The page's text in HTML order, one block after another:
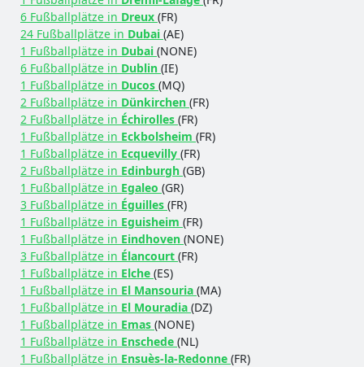
6 Fußballplätze in Dreux (FR)
24 Fußballplätze in Dubai (AE)
1 Fußballplätze in Dubai (NONE)
6 Fußballplätze in Dublin (IE)
1 Fußballplätze in Ducos (MQ)
2 Fußballplätze in Dünkirchen (FR)
2 Fußballplätze in Échirolles (FR)
1 Fußballplätze in Eckbolsheim (FR)
1 Fußballplätze in Ecquevilly (FR)
2 Fußballplätze in Edinburgh (GB)
1 Fußballplätze in Egaleo (GR)
3 Fußballplätze in Éguilles (FR)
1 Fußballplätze in Eguisheim (FR)
1 Fußballplätze in Eindhoven (NONE)
3 Fußballplätze in Élancourt (FR)
1 Fußballplätze in Elche (ES)
1 Fußballplätze in El Mansouria (MA)
1 Fußballplätze in El Mouradia (DZ)
1 Fußballplätze in Emas (NONE)
1 Fußballplätze in Enschede (NL)
1 Fußballplätze in Ensuès-la-Redonne (FR)